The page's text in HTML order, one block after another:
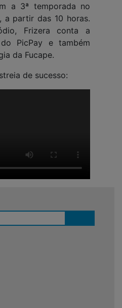
a 3ª temporada no
a partir das 10 horas.
Frizera conta a
PicPay e também
da Fucape.
de sucesso: